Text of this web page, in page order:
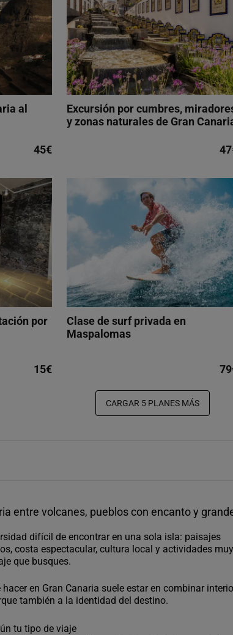
al
45€
Excursión por cumbres,
y zonas naturales de Gran
por
15€
Clase de surf privada en
Maspalomas
CARGAR 5 PLANES MÁS
entre volcanes, pueblos con encanto y
difícil de encontrar en una sola isla: paisajes
costa espectacular, cultura local y actividades muy
que busques.
en Gran Canaria suele estar en combinar
también a la identidad del destino.
tu tipo de viaje